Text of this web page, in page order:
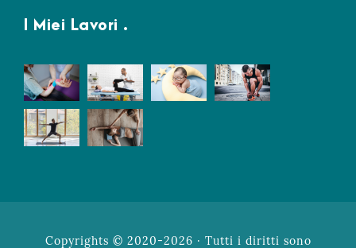
I Miei Lavori .
Copyrights © 2020-2026 · Tutti i diritti sono